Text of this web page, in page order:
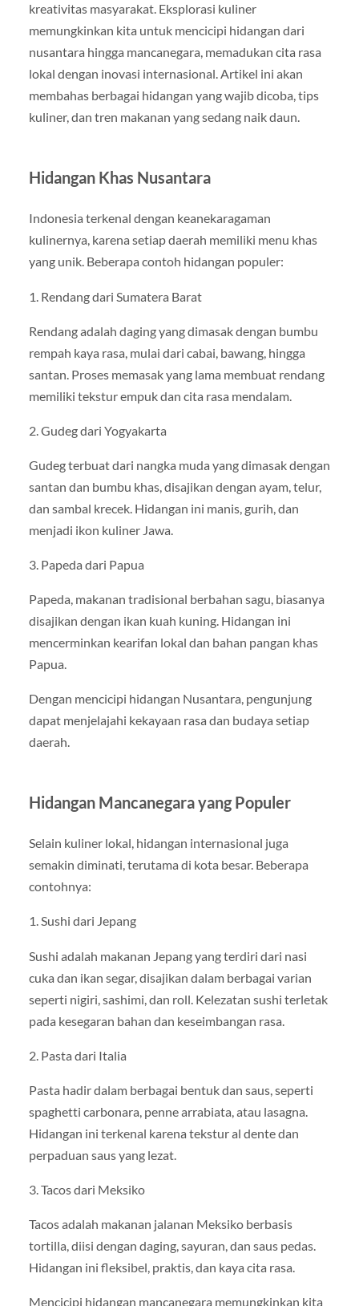
kreativitas masyarakat. Eksplorasi kuliner
memungkinkan kita untuk mencicipi hidangan dari
nusantara hingga mancanegara, memadukan cita rasa
lokal dengan inovasi internasional. Artikel ini akan
membahas berbagai hidangan yang wajib dicoba, tips
kuliner, dan tren makanan yang sedang naik daun.
Hidangan Khas Nusantara
Indonesia terkenal dengan keanekaragaman
kulinernya, karena setiap daerah memiliki menu khas
yang unik. Beberapa contoh hidangan populer:
1. Rendang dari Sumatera Barat
Rendang adalah daging yang dimasak dengan bumbu
rempah kaya rasa, mulai dari cabai, bawang, hingga
santan. Proses memasak yang lama membuat rendang
memiliki tekstur empuk dan cita rasa mendalam.
2. Gudeg dari Yogyakarta
Gudeg terbuat dari nangka muda yang dimasak dengan
santan dan bumbu khas, disajikan dengan ayam, telur,
dan sambal krecek. Hidangan ini manis, gurih, dan
menjadi ikon kuliner Jawa.
3. Papeda dari Papua
Papeda, makanan tradisional berbahan sagu, biasanya
disajikan dengan ikan kuah kuning. Hidangan ini
mencerminkan kearifan lokal dan bahan pangan khas
Papua.
Dengan mencicipi hidangan Nusantara, pengunjung
dapat menjelajahi kekayaan rasa dan budaya setiap
daerah.
Hidangan Mancanegara yang Populer
Selain kuliner lokal, hidangan internasional juga
semakin diminati, terutama di kota besar. Beberapa
contohnya:
1. Sushi dari Jepang
Sushi adalah makanan Jepang yang terdiri dari nasi
cuka dan ikan segar, disajikan dalam berbagai varian
seperti nigiri, sashimi, dan roll. Kelezatan sushi terletak
pada kesegaran bahan dan keseimbangan rasa.
2. Pasta dari Italia
Pasta hadir dalam berbagai bentuk dan saus, seperti
spaghetti carbonara, penne arrabiata, atau lasagna.
Hidangan ini terkenal karena tekstur al dente dan
perpaduan saus yang lezat.
3. Tacos dari Meksiko
Tacos adalah makanan jalanan Meksiko berbasis
tortilla, diisi dengan daging, sayuran, dan saus pedas.
Hidangan ini fleksibel, praktis, dan kaya cita rasa.
Mencicipi hidangan mancanegara memungkinkan kita